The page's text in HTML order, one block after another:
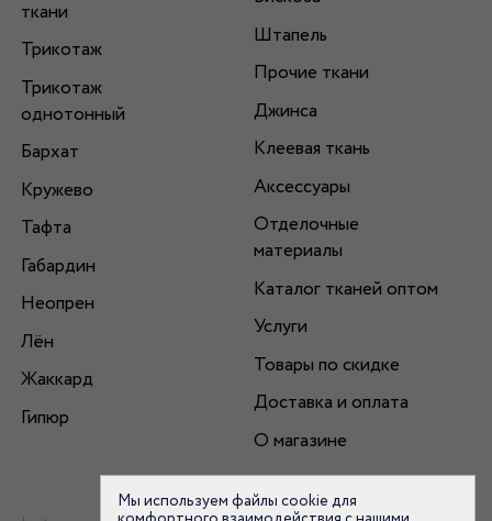
ткани
Трикотаж
Трикотаж
однотонный
Бархат
Кружево
Тафта
Габардин
Неопрен
Лён
Жаккард
Гипюр
Штапель
Прочие ткани
Джинса
Клеевая ткань
Аксессуары
Отделочные
материалы
Каталог тканей оптом
Услуги
Товары по скидке
Доставка и оплата
О магазине
Мы используем файлы cookie для